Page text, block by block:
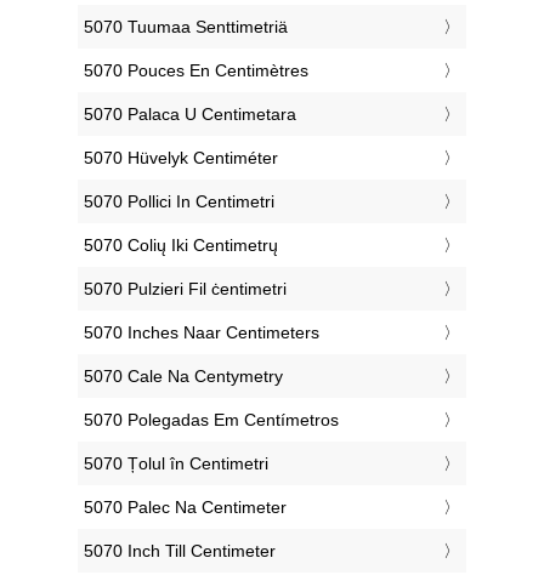
‎5070 Tuumaa Senttimetriä
‎5070 Pouces En Centimètres
‎5070 Palaca U Centimetara
‎5070 Hüvelyk Centiméter
‎5070 Pollici In Centimetri
‎5070 Colių Iki Centimetrų
‎5070 Pulzieri Fil ċentimetri
‎5070 Inches Naar Centimeters
‎5070 Cale Na Centymetry
‎5070 Polegadas Em Centímetros
‎5070 Țolul în Centimetri
‎5070 Palec Na Centimeter
‎5070 Inch Till Centimeter